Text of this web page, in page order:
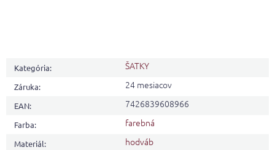
Kategória: ŠATKY
Záruka: 24 mesiacov
EAN: 7426839608966
Farba: farebná
Materiál: hodváb